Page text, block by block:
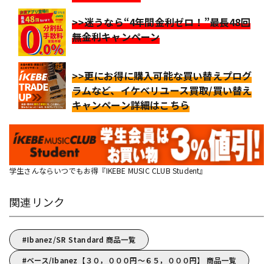
>>迷うなら“4年間金利ゼロ！”最長48回
無金利キャンペーン
>>更にお得に購入可能な買い替えプログ
ラムなど、イケベリユース買取/買い替え
キャンペーン詳細はこちら
学生さんならいつでもお得『IKEBE MUSIC CLUB Student』
関連リンク
Ibanez/SR Standard 商品一覧
ベース/Ibanez【３０，０００円～６５，０００円】 商品一覧